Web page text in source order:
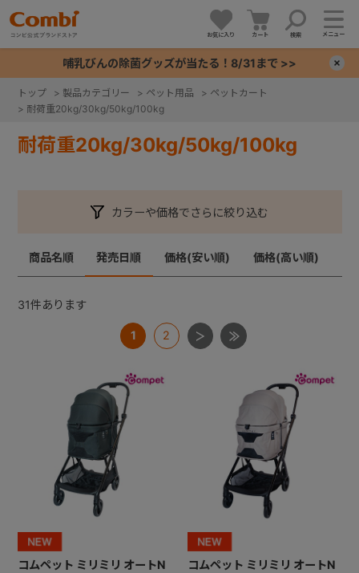
お気に入り カート 検索 メニュー
哺乳びんの除菌グッズが当たる！8/31まで >>
トップ > 製品カテゴリー > ペット用品 > ペットカート
> 耐荷重20kg/30kg/50kg/100kg
耐荷重20kg/30kg/50kg/100kg
カラーや価格でさらに絞り込む
商品名順 発売日順 価格(安い順) 価格(高い順)
31件あります
1 2
コムペット ミリミリ オートN
コムペット ミリミリ オートN